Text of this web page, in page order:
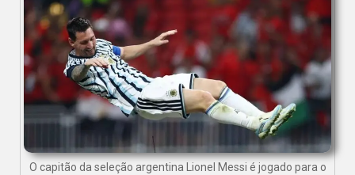
O capitão da seleção argentina Lionel Messi é jogado para o